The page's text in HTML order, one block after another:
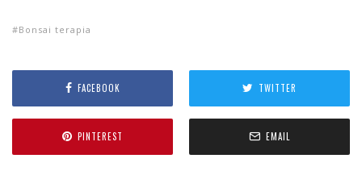
Bonsai terapia
FACEBOOK TWITTER
PINTEREST EMAIL